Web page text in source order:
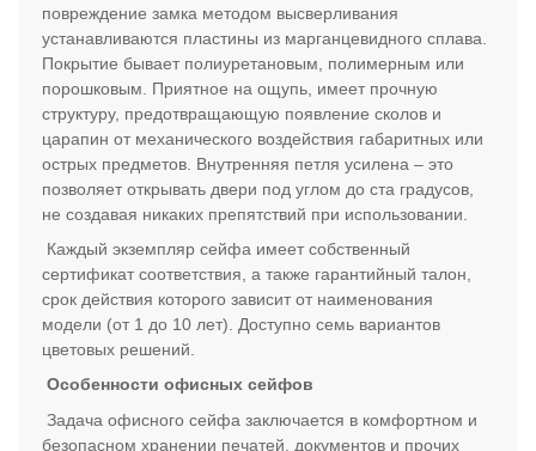
повреждение замка методом высверливания
устанавливаются пластины из марганцевидного сплава.
Покрытие бывает полиуретановым, полимерным или
порошковым. Приятное на ощупь, имеет прочную
структуру, предотвращающую появление сколов и
царапин от механического воздействия габаритных или
острых предметов. Внутренняя петля усилена – это
позволяет открывать двери под углом до ста градусов,
не создавая никаких препятствий при использовании.
Каждый экземпляр сейфа имеет собственный
сертификат соответствия, а также гарантийный талон,
срок действия которого зависит от наименования
модели (от 1 до 10 лет). Доступно семь вариантов
цветовых решений.
Особенности офисных сейфов
Задача офисного сейфа заключается в комфортном и
безопасном хранении печатей, документов и прочих